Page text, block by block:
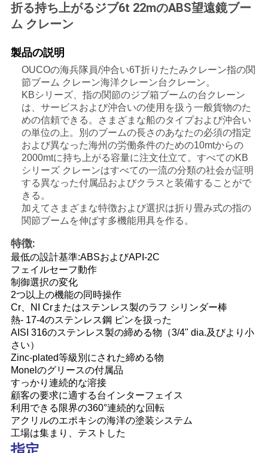
品
管
事
件
CONTACT
US
地
図
プ
折る持ち上がるジブ6t 22mのABS望遠鏡ブー
ム クレーン
製品の説明
OUCOの海兵隊員/沖合い6T折りたたみクレーン指の関
節ブーム クレーン海洋クレーン台クレーン。
KBシリーズ、指の関節のジブ箱ブームの台クレーン
は、サービスおよび沖合いの使用を扱う一般貨物のた
めの信頼できる。さまざまな船のタイプおよび沖合い
の単位の上。別のブームの長さのあなたの必須の指定
および異なった海州の労働条件のための10mtからの
2000mtに持ち上がる容量に注文仕立て。すべてのKB
シリーズ クレーンはすべての一流の分類の社会が証明
する異なった付属品およびクラスと装備することがで
きる。
加えてさまざまな特徴および選択は折り畳み式の指の
関節ブームを伸ばす多機能用具を作る。
特徴:
最低の設計基準:ABSおよびAPI-2C
フェイルセーフ動作
制御選択の変化
2つ以上の機能の同時操作
Cr、NI Crまたはステンレス製のラフ シリンダー棒
熱- 17-4のステンレス鋼 ピンを扱った
AISI 316のステンレス製の締める物（3/4" dia.及びより小
さい）
Zinc-plated等級別にされた締める物
Monelのグリースの付属品
すっかり連続的な溶接
顧客の要求に適する台インターフェイス
利用できる限界の360°連続的な回転
アクリルのエポキシの海洋の塗装システム
工場は集まり、テストした